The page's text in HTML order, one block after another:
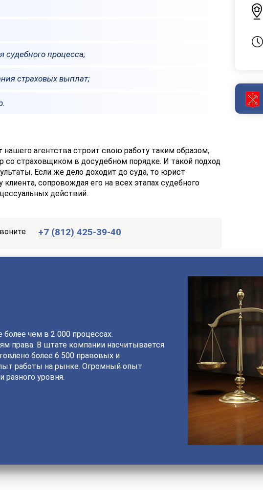
судебного процесса;
страховых выплат;
нашего агентства строит свою работу таким образом,
страховщиком в досудебном порядке. И такой подход
Если же дело доходит до суда, то юрист
сопровождая его на всех этапах судебного
действий.
+7 (812) 425-39-40
более чем в 2 000 процессах.
права. В штате компании насчитывается
более 6 500 правовых и
работы на рынке. Огромный опыт
разного уровня.